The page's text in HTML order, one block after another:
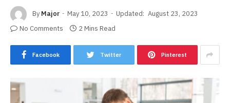
By Major May 10, 2023 Updated: August 23, 2023
No Comments
2 Mins Read
Facebook Twitter Pinterest